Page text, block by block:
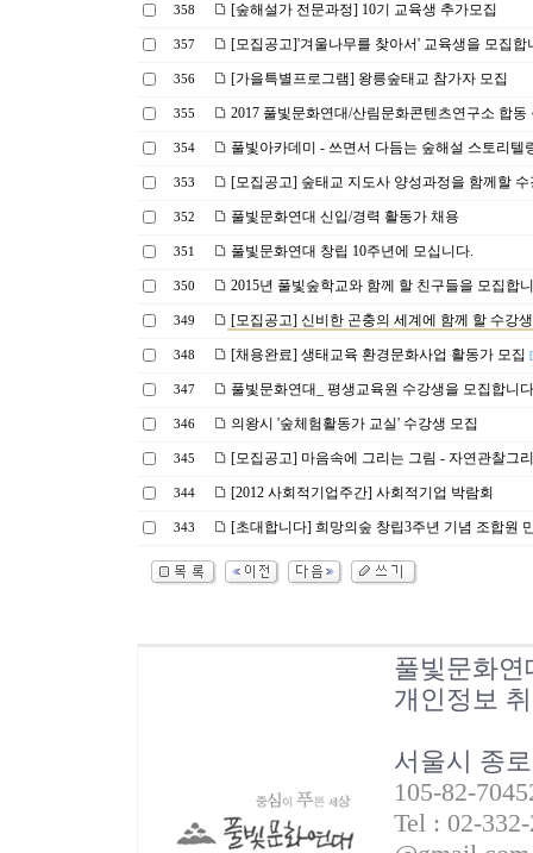
358 [숲해설가 전문과정] 10기 교육생 추가모집
357 [모집공고]'겨울나무를 찾아서' 교육생을 모집합
356 [가을특별프로그램] 왕릉숲태교 참가자 모집
355 2017 풀빛문화연대/산림문화콘텐츠연구소 합동
354 풀빛아카데미 - 쓰면서 다듬는 숲해설 스토리텔
353 [모집공고] 숲태교 지도사 양성과정을 함께할
352 풀빛문화연대 신입/경력 활동가 채용
351 풀빛문화연대 창립 10주년에 모십니다.
350 2015년 풀빛숲학교와 함께 할 친구들을 모집합
349 [모집공고] 신비한 곤충의 세계에 함께 할 수강
348 [채용완료] 생태교육 환경문화사업 활동가 모집
347 풀빛문화연대_ 평생교육원 수강생을 모집합니
346 의왕시 '숲체험활동가 교실' 수강생 모집
345 [모집공고] 마음속에 그리는 그림 - 자연관찰그
344 [2012 사회적기업주간] 사회적기업 박람회
343 [초대합니다] 희망의숲 창립3주년 기념 조합원
풀빛문화연
개인정보
서울시 종
105-82-
Tel : 02-